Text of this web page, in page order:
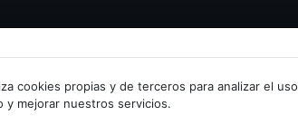
psiquiatria.com
cookies propias y de terceros para analizar el uso
y mejorar nuestros servicios.